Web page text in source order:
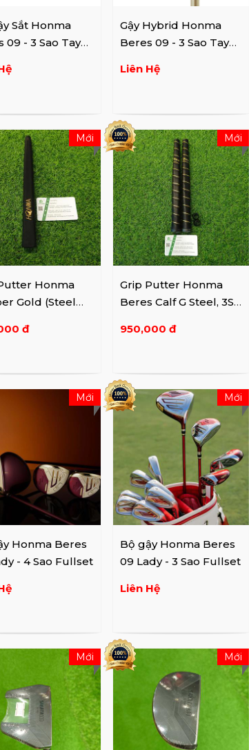
Sắt Honma
09 - 3 Sao Tay
Gậy Hybrid Honma
Beres 09 - 3 Sao Tay
Liên Hệ
Honma
Gold (Steel
đ
Mới
Grip Putter Honma
Beres Calf G Steel, 3S
950,000 đ
Mới
Honma Beres
- 4 Sao Fullset
Mới
Bộ gậy Honma Beres
09 Lady - 3 Sao Fullset
Liên Hệ
Mới
Mới Mới